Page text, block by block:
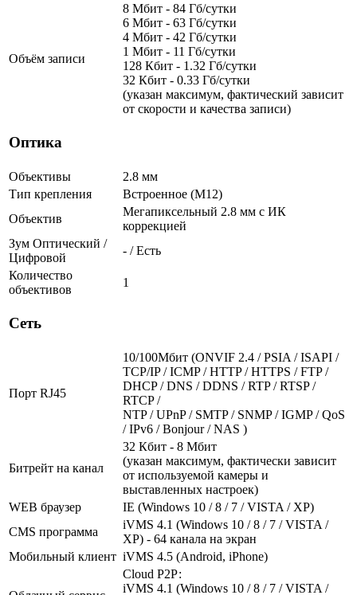
Объём записи
8 Мбит - 84 Гб/сутки
6 Мбит - 63 Гб/сутки
4 Мбит - 42 Гб/сутки
1 Мбит - 11 Гб/сутки
128 Кбит - 1.32 Гб/сутки
32 Кбит - 0.33 Гб/сутки
(указан максимум, фактический зависит
от скорости и качества записи)
Оптика
Объективы
2.8 мм
Тип крепления
Встроенное (М12)
Объектив
Мегапиксельный 2.8 мм c ИК
коррекцией
Зум Оптический /
Цифровой
- / Есть
Количество
объективов
1
Сеть
Порт RJ45
10/100Мбит (ONVIF 2.4 / PSIA / ISAPI /
TCP/IP / ICMP / HTTP / HTTPS / FTP /
DHCP / DNS / DDNS / RTP / RTSP /
RTCP /
NTP / UPnP / SMTP / SNMP / IGMP / QoS
/ IPv6 / Bonjour / NAS )
Битрейт на канал
32 Кбит - 8 Мбит
(указан максимум, фактически зависит
от используемой камеры и
выставленных настроек)
WEB браузер
IE (Windows 10 / 8 / 7 / VISTA / XP)
CMS программа
iVMS 4.1 (Windows 10 / 8 / 7 / VISTA /
XP) - 64 канала на экран
Мобильный клиент iVMS 4.5 (Android, iPhone)
Cloud Р2Р:
iVMS 4.1 (Windows 10 / 8 / 7 / VISTA /